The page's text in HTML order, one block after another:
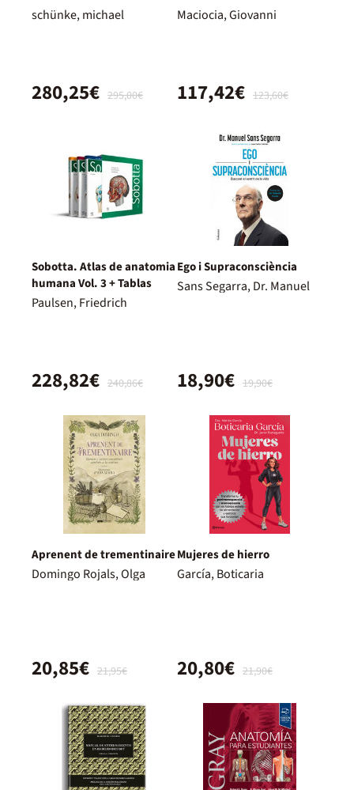
schünke, michael
295,00€
280,25€
Maciocia, Giovanni
123,60€
117,42€
Sobotta. Atlas de anatomia
humana Vol. 3 + Tablas
Paulsen, Friedrich
240,86€
228,82€
Ego i Supraconsciència
Sans Segarra, Dr. Manuel
19,90€
18,90€
Aprenent de trementinaire
Domingo Rojals, Olga
21,95€
20,85€
Mujeres de hierro
García, Boticaria
21,90€
20,80€